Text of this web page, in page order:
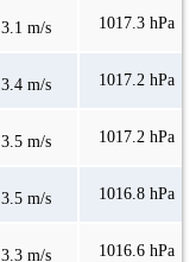
3.1 m/s 1017.3 hPa
3.4 m/s 1017.2 hPa
3.5 m/s 1017.2 hPa
3.5 m/s 1016.8 hPa
3.3 m/s 1016.6 hPa